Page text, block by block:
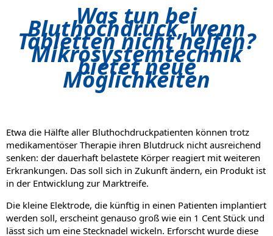
Was tun bei
Bluthochdruck, wenn
Tabletten nicht helfen?
Mikrosystemtechnik
bietet neue
Möglichkeiten
Etwa die Hälfte aller Bluthochdruckpatienten können trotz
medikamentöser Therapie ihren Blutdruck nicht ausreichend
senken: der dauerhaft belastete Körper reagiert mit weiteren
Erkrankungen. Das soll sich in Zukunft ändern, ein Produkt ist
in der Entwicklung zur Marktreife.
Die kleine Elektrode, die künftig in einen Patienten implantiert
werden soll, erscheint genauso groß wie ein 1 Cent Stück und
lässt sich um eine Stecknadel wickeln. Erforscht wurde diese